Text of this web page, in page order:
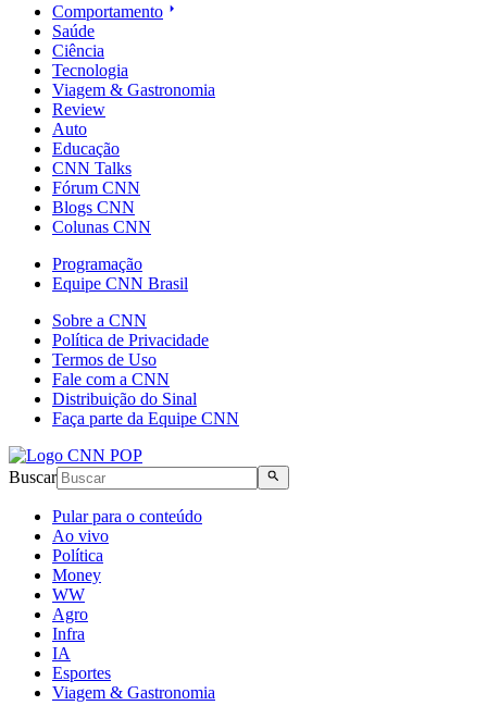
Comportamento
Saúde
Ciência
Tecnologia
Viagem & Gastronomia
Review
Auto
Educação
CNN Talks
Fórum CNN
Blogs CNN
Colunas CNN
Programação
Equipe CNN Brasil
Sobre a CNN
Política de Privacidade
Termos de Uso
Fale com a CNN
Distribuição do Sinal
Faça parte da Equipe CNN
Buscar
Pular para o conteúdo
Ao vivo
Política
Money
WW
Agro
Infra
IA
Esportes
Viagem & Gastronomia